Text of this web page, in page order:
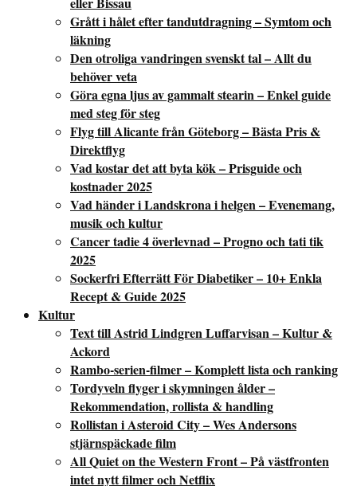
Grått i hålet efter tandutdragning – Symtom och
läkning
Den otroliga vandringen svenskt tal – Allt du
behöver veta
Göra egna ljus av gammalt stearin – Enkel guide
med steg för steg
Flyg till Alicante från Göteborg – Bästa Pris &
Direktflyg
Vad kostar det att byta kök – Prisguide och
kostnader 2025
Vad händer i Landskrona i helgen – Evenemang,
musik och kultur
Cancer tadie 4 överlevnad – Progno och tati tik
2025
Sockerfri Efterrätt För Diabetiker – 10+ Enkla
Recept & Guide 2025
Kultur
Text till Astrid Lindgren Luffarvisan – Kultur &
Ackord
Rambo-serien-filmer – Komplett lista och ranking
Tordyveln flyger i skymningen ålder –
Rekommendation, rollista & handling
Rollistan i Asteroid City – Wes Andersons
stjärnspäckade film
All Quiet on the Western Front – På västfronten
intet nytt filmer och Netflix